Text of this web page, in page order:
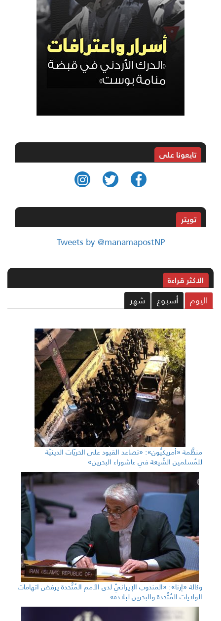
تابعونا على
تويتر
Tweets by @manamapostNP
الاکثر قراءة
أسبوع شهر
منظَّمة «أمريكيُّون»: «تصاعد القيود على الحريّات الدينيّة
للمُسلمين الشّيعة في عاشوراء البحرين»
وكالة «إرنا»: «المندوب الإيرانيّ لدى الأمم المُتَّحدة يرفض اتهامات
الولايات المُتَّحدة والبحرين لبلاده»